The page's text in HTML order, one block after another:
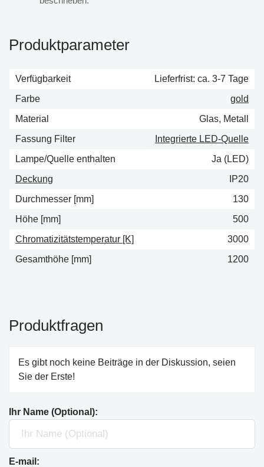
Produktparameter
Verfügbarkeit
Lieferfrist: ca. 3-7 Tage
Farbe
gold
Material
Glas, Metall
Fassung Filter
Integrierte LED-Quelle
Lampe/Quelle enthalten
Ja (LED)
Deckung
IP20
Durchmesser [mm]
130
Höhe [mm]
500
Chromatizitätstemperatur [K]
3000
Gesamthöhe [mm]
1200
Produktfragen
Es gibt noch keine Beiträge in der Diskussion, seien
Sie der Erste!
Ihr Name (Optional):
E-mail: